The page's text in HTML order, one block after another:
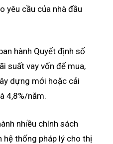
yêu cầu của nhà đầu
hành Quyết định số
suất vay vốn để mua,
dựng mới hoặc cải
4,8%/năm.
nhiều chính sách
hệ thống pháp lý cho thị